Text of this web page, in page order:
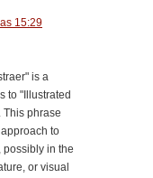
15:29
is a
to "Illustrated
This phrase
to
in the
or visual